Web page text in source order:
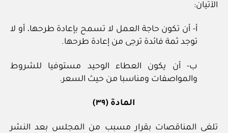
الآتيان:
أ- أن تكون حاجة العمل لا تسمح بإعادة طرحها، أو لا
توجد ثمة فائدة ترجى من إعادة طرحها.
ب- أن يكون العطاء الوحيد مستوفيا للشروط
والمواصفات ومناسبا من حيث السعر.
المادة (٣٩)
تلغى المناقصات بقرار مسبب من المجلس بعد النشر